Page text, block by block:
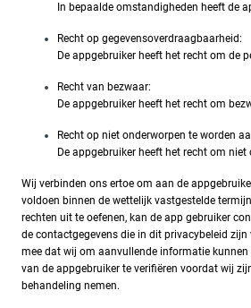
In bepaalde omstandigheden heeft de
Recht op gegevensoverdraagbaarheid:
De appgebruiker heeft het recht om de
Recht van bezwaar:
De appgebruiker heeft het recht om
Recht op niet onderworpen te worden
De appgebruiker heeft het recht om
Wij verbinden ons ertoe om aan de
voldoen binnen de wettelijk vastgestelde
rechten uit te oefenen, kan de app gebruiker
de contactgegevens die in dit privacybeleid zijn
mee dat wij om aanvullende informatie
van de appgebruiker te verifiëren voordat wij
behandeling nemen.